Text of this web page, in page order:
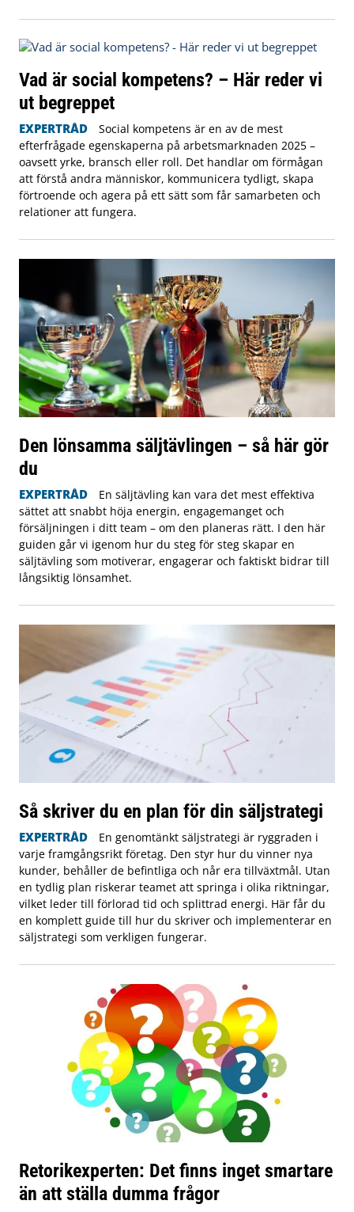
Vad är social kompetens? – Här reder vi
ut begreppet
EXPERTRÅD
Social kompetens är en av de mest
efterfrågade egenskaperna på arbetsmarknaden 2025 –
oavsett yrke, bransch eller roll. Det handlar om förmågan
att förstå andra människor, kommunicera tydligt, skapa
förtroende och agera på ett sätt som får samarbeten och
relationer att fungera.
Den lönsamma säljtävlingen – så här gör
du
EXPERTRÅD
En säljtävling kan vara det mest effektiva
sättet att snabbt höja energin, engagemanget och
försäljningen i ditt team – om den planeras rätt. I den här
guiden går vi igenom hur du steg för steg skapar en
säljtävling som motiverar, engagerar och faktiskt bidrar till
långsiktig lönsamhet.
Så skriver du en plan för din säljstrategi
EXPERTRÅD
En genomtänkt säljstrategi är ryggraden i
varje framgångsrikt företag. Den styr hur du vinner nya
kunder, behåller de befintliga och når era tillväxtmål. Utan
en tydlig plan riskerar teamet att springa i olika riktningar,
vilket leder till förlorad tid och splittrad energi. Här får du
en komplett guide till hur du skriver och implementerar en
säljstrategi som verkligen fungerar.
Retorikexperten: Det finns inget smartare
än att ställa dumma frågor